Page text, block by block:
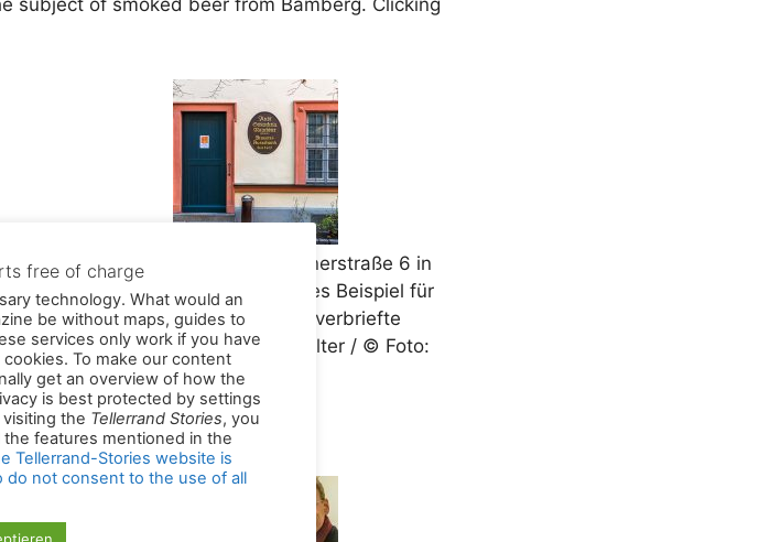
So
beim
und
Foto:
Das Haus in der Dominikanerstraße 6 in
Bamberg ist ein prominentes Beispiel für
das an ein Grundstück verbriefte
Braurecht aus dem Mittelalter / © Foto:
Georg Berg